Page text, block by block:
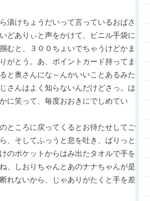
漬けちょうだいって言っているおばさ
どありぃと声をかけて、ビニル手袋に
むと、３００ちょいでちゃうけどかま
がとう。あ、ポイントカード持ってま
と奥さんにな～んかいいことあるみた
さんはよく知らないんだけどさっ。は
に笑って、毎度おおきにでしめてい
ところに戻ってくるとお待たせしてご
、そしてふっうと息を吐き、ばりっと
のポケットからはみ出たタオルで手を
、しおりちゃんとあのナナちゃんが是
れないから、じゃありがたくと手を差